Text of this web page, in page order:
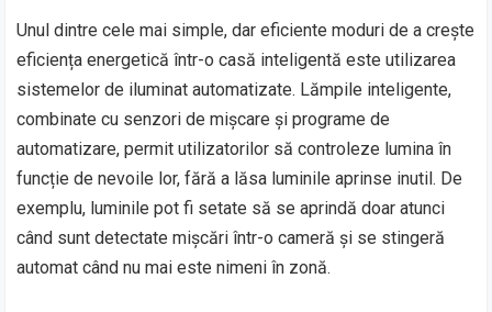
Unul dintre cele mai simple, dar eficiente moduri de a crește
eficiența energetică într-o casă inteligentă este utilizarea
sistemelor de iluminat automatizate. Lămpile inteligente,
combinate cu senzori de mișcare și programe de
automatizare, permit utilizatorilor să controleze lumina în
funcție de nevoile lor, fără a lăsa luminile aprinse inutil. De
exemplu, luminile pot fi setate să se aprindă doar atunci
când sunt detectate mișcări într-o cameră și se stingeră
automat când nu mai este nimeni în zonă.